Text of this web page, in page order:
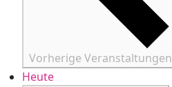
Vorherige Veranstaltungen
Heute